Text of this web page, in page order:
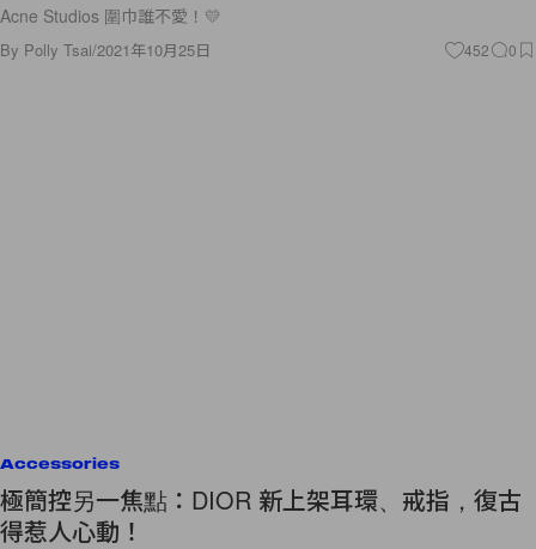
Acne Studios 圍巾誰不愛！💛
By Polly Tsai/2021年10月25日 452 0
Accessories
極簡控另一焦點：DIOR 新上架耳環、戒指，復古
得惹人心動！